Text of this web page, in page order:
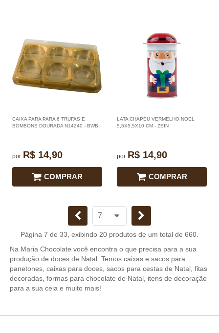
CAIXA PARA PARA 6 TRUFAS E
BOMBONS DOURADA N14240 - BWB
por R$ 14,90
COMPRAR
LATA CHAPÉU VERMELHO NOEL
5,5X5,5X10 CM - ZEIN
por R$ 14,90
COMPRAR
Página 7 de 33, exibindo 20 produtos de um total de 660.
Na Maria Chocolate você encontra o que precisa para a sua
produção de doces de Natal. Temos caixas e sacos para
panetones, caixas para doces, sacos para cestas de Natal, fitas
decoradas, formas para chocolate de Natal, itens de decoração
para a sua ceia e muito mais!